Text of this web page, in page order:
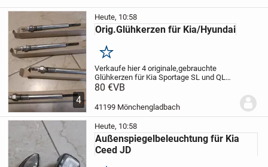
4
Heute, 10:58
Orig.Glühkerzen für Kia/Hyundai
Merken
Verkaufe hier 4 originale,gebrauchte
Glühkerzen für Kia Sportage SL und QL
Modele,Sorento XM und Carneval und für
Glühkerzen waren nur 10 Tkm im Motor
80 €VB
41199 Mönchengladbach
Heute, 10:58
Außenspiegelbeleuchtung für Kia
Ceed JD